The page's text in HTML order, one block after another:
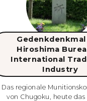
Gedenkdenkmal
Hiroshima
International
Industry
Das regionale
von Chugoku, heute